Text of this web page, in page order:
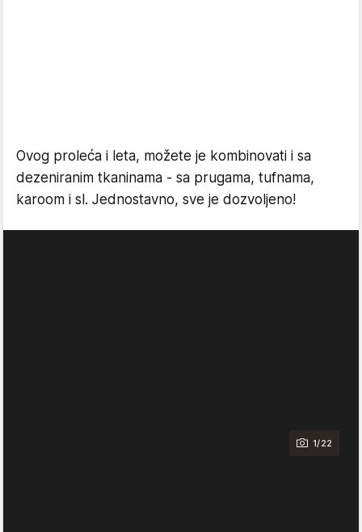
Ovog proleća i leta, možete je kombinovati i sa
dezeniranim tkaninama - sa prugama, tufnama,
karoom i sl. Jednostavno, sve je dozvoljeno!
1/22